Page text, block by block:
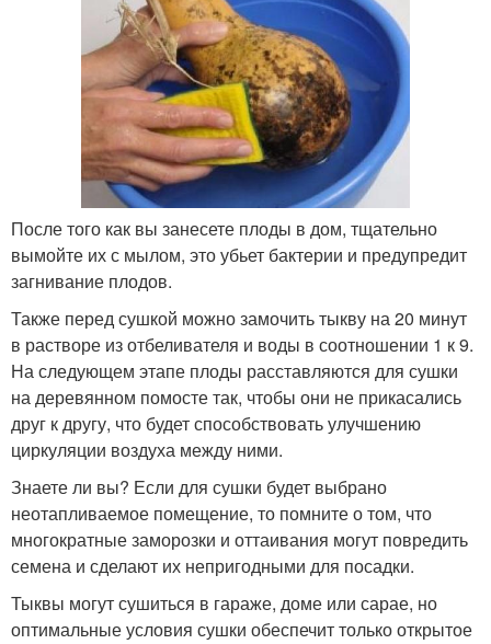
После того как вы занесете плоды в дом, тщательно
вымойте их с мылом, это убьет бактерии и предупредит
загнивание плодов.
Также перед сушкой можно замочить тыкву на 20 минут
в растворе из отбеливателя и воды в соотношении 1 к 9.
На следующем этапе плоды расставляются для сушки
на деревянном помосте так, чтобы они не прикасались
друг к другу, что будет способствовать улучшению
циркуляции воздуха между ними.
Знаете ли вы? Если для сушки будет выбрано
неотапливаемое помещение, то помните о том, что
многократные заморозки и оттаивания могут повредить
семена и сделают их непригодными для посадки.
Тыквы могут сушиться в гараже, доме или сарае, но
оптимальные условия сушки обеспечит только открытое